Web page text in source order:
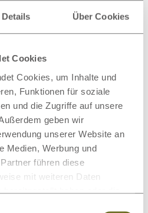
Details Über Cookies
Cookies
Cookies, um Inhalte und
Funktionen für soziale
und die Zugriffe auf unsere
geben wir
unserer Website an
Medien, Werbung und
führen diese
mit weiteren Daten
haben oder die
weiße Stellen (wie eine Art
können.
Wischen keine starken
Schleifpartikel enthalten und
sind diese Punkte besonders